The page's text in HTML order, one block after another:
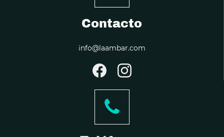
Contacto
info@laambar.com